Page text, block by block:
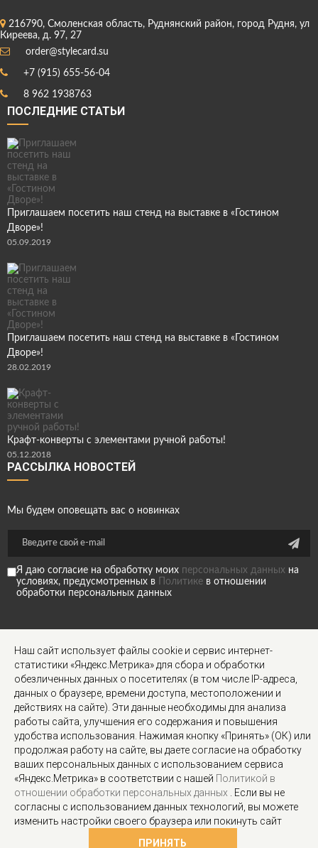
216790, Смоленская область, Руднянский район, город Рудня, ул
Киреева, д. 97, 27
order@stylecard.su
+7 (915) 655-56-04
8 962 1938763
ПОСЛЕДНИЕ СТАТЬИ
Приглашаем посетить наш стенд на выставке в «Гостином
Дворе»!
05.09.2019
Приглашаем посетить наш стенд на выставке в «Гостином
Дворе»!
28.02.2019
Крафт-конверты с элементами ручной работы!
05.12.2018
РАССЫЛКА НОВОСТЕЙ
Мы будем оповещать вас о новинках
Я даю согласие на обработку моих персональных данных на
условиях, предусмотренных в
Политике в отношении
обработки персональных данных
МЫ В СОЦ
СЕТЯХ
ИНФОРМАЦИЯ ДЛЯ КЛИЕНТОВ
СОГЛАСИЕ НА ОБРАБОТКУ ПЕРСОНАЛЬНЫХ ДАННЫХ
О НАС
ДОСТАВКА
ПОЛИТИКА КОНФИДЕНЦИАЛЬНОСТИ И ЗАЩИТА ИНФОРМАЦИИ
РАССЫЛКА
© 2018-2026 Stylecard.su. Все права защищены.
Наш сайт использует файлы cookie и сервис интернет-
статистики «Яндекс.Метрика» для сбора и обработки
обезличенных данных о посетителях (в том числе IP-адреса,
данных о браузере, времени доступа, местоположении и
действиях на сайте). Эти данные необходимы для анализа
работы сайта, улучшения его содержания и повышения
удобства использования. Нажимая кнопку «Принять» (ОК) или
продолжая работу на сайте, вы даете согласие на обработку
ваших персональных данных с использованием сервиса
«Яндекс.Метрика» в соответствии с нашей Политикой в
отношении обработки персональных данных
. Если вы не
согласны с использованием данных технологий, вы можете
изменить настройки своего браузера или покинуть сайт
ПРИНЯТЬ